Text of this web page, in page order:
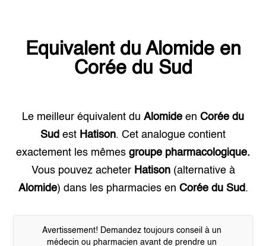
Equivalent du Alomideen
Corée du Sud
Le meilleur équivalent du Alomide en Corée du
Sud est Hatison. Cet analogue contient
exactement les mêmes groupe pharmacologique.
Vous pouvez acheter Hatison(alternative à
Alomide) dans les pharmacies en Corée du Sud.
Avertissement! Demandez toujours conseil à un
médecin ou pharmacien avant de prendre un